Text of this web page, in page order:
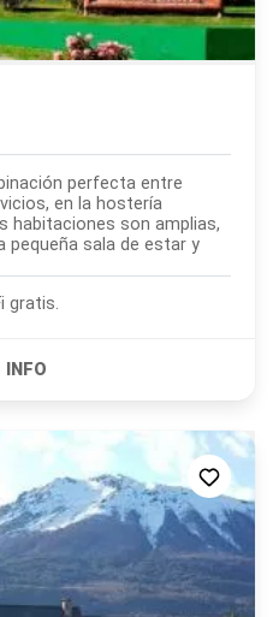
perfecta entre
en la hostería
habitaciones son amplias,
pequeña sala de estar y
con Wi-Fi gratis.